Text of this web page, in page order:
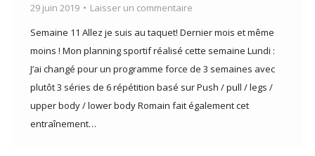
29 juin 2019
Laisser un commentaire
Semaine 11 Allez je suis au taquet! Dernier mois et même
moins ! Mon planning sportif réalisé cette semaine Lundi :
J’ai changé pour un programme force de 3 semaines avec
plutôt 3 séries de 6 répétition basé sur Push / pull / legs /
upper body / lower body Romain fait également cet
entraînement…